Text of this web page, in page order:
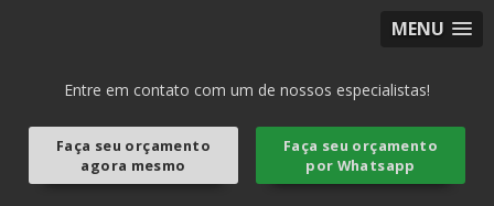
MENU
Entre em contato com um de nossos especialistas!
Faça seu orçamento
agora mesmo
Faça seu orçamento
por Whatsapp